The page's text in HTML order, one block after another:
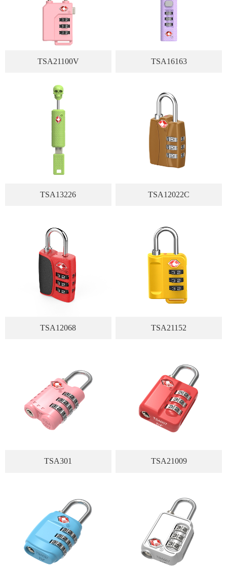
TSA21100V TSA16163
TSA13226 TSA12022C
TSA12068 TSA21152
TSA301 TSA21009